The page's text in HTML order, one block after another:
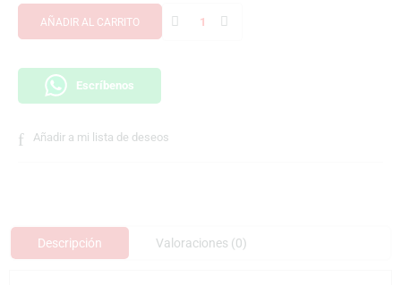
AÑADIR AL CARRITO
Escríbenos
Añadir a mi lista de deseos
Descripción Valoraciones (0)